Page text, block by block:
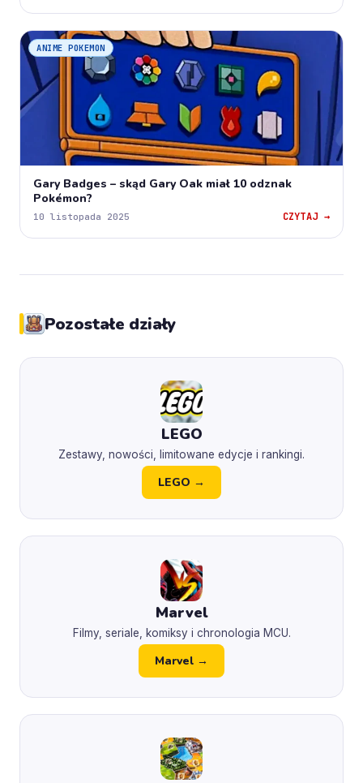
ANIME POKEMON
Gary Badges – skąd Gary Oak miał 10 odznak
Pokémon?
10 listopada 2025 CZYTAJ →
Pozostałe działy
LEGO
Zestawy, nowości, limitowane edycje i rankingi.
LEGO →
Marvel
Filmy, seriale, komiksy i chronologia MCU.
Marvel →